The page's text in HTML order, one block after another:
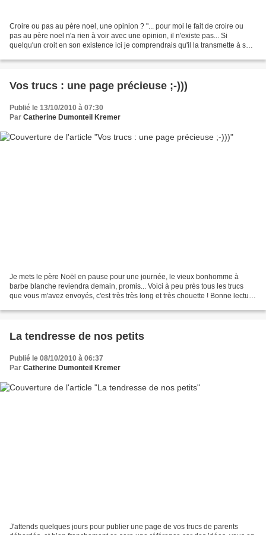
Croire ou pas au père noel, une opinion ? "... pour moi le fait de croire ou
pas au père noel n'a rien à voir avec une opinion, il n'existe pas... Si
quelqu'un croit en son existence ici je comprendrais qu'il la transmette à son
Vos trucs : une page précieuse ;-)))
Publié le 13/10/2010 à 07:30
Par Catherine Dumonteil Kremer
Je mets le père Noël en pause pour une journée, le vieux bonhomme à
barbe blanche reviendra demain, promis... Voici à peu près tous les trucs
que vous m'avez envoyés, c'est très très long et très chouette ! Bonne lecture
La tendresse de nos petits
Publié le 08/10/2010 à 06:37
Par Catherine Dumonteil Kremer
J'attends quelques jours pour publier une page de vos trucs de parents